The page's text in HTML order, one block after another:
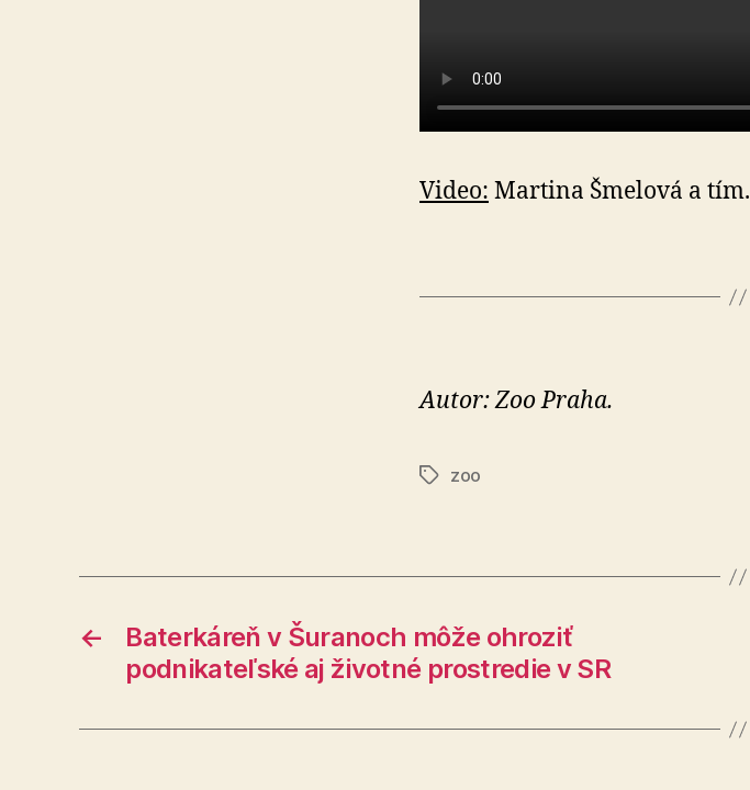
Video: Martina Šmelová a tím.
Autor: Zoo Praha.
Značky
zoo
←
Baterkáreň v Šuranoch môže ohroziť
podnikateľské aj životné prostredie v SR